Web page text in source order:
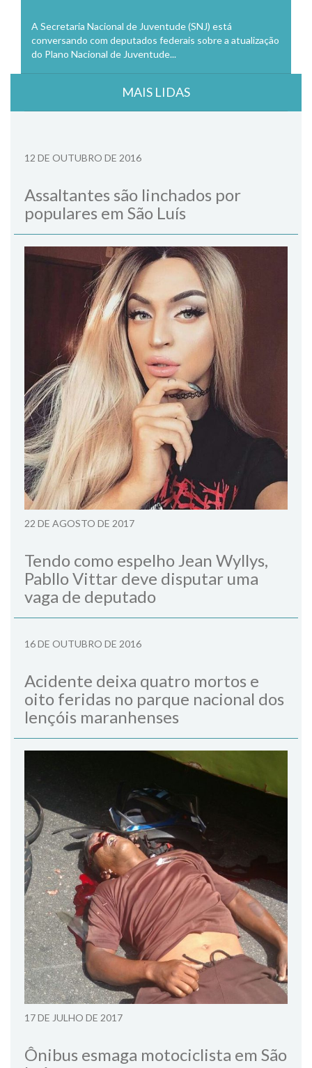
A Secretaria Nacional de Juventude (SNJ) está
conversando com deputados federais sobre a atualização
do Plano Nacional de Juventude...
MAIS LIDAS
12 DE OUTUBRO DE 2016
Assaltantes são linchados por
populares em São Luís
22 DE AGOSTO DE 2017
Tendo como espelho Jean Wyllys,
Pabllo Vittar deve disputar uma
vaga de deputado
16 DE OUTUBRO DE 2016
Acidente deixa quatro mortos e
oito feridas no parque nacional dos
lençóis maranhenses
17 DE JULHO DE 2017
Ônibus esmaga motociclista em São